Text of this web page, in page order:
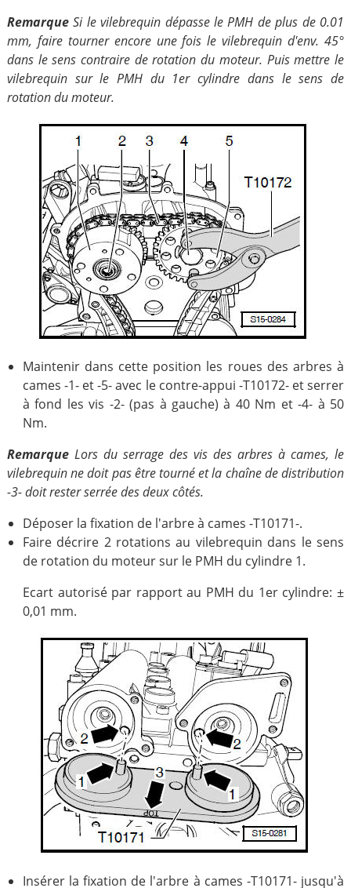
RemarqueSi le vilebrequin dépasse le PMH de plus de 0.01
mm, faire tourner encore une fois le vilebrequin d'env. 45°
dans le sens contraire de rotation du moteur. Puis mettre le
vilebrequin sur le PMH du 1er cylindre dans le sens de
rotation du moteur.
Maintenir dans cette position les roues des arbres à
cames -1- et -5- avec le contre-appui -T10172- et serrer
à fond les vis -2- (pas à gauche) à 40 Nm et -4- à 50
Nm.
RemarqueLors du serrage des vis des arbres à cames, le
vilebrequin ne doit pas être tourné et la chaîne de distribution
-3- doit rester serrée des deux côtés.
Déposer la fixation de l'arbre à cames -T10171-.
Faire décrire 2 rotations au vilebrequin dans le sens
de rotation du moteur sur le PMH du cylindre 1.
Ecart autorisé par rapport au PMH du 1er cylindre: ±
0,01 mm.
Insérer la fixation de l'arbre à cames -T10171- jusqu'à